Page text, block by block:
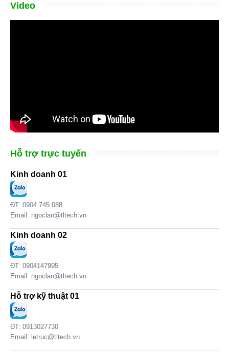
Video
Hỗ trợ trực tuyến
Kinh doanh 01
ĐT: 0904 745 088
Email: ngoclan@tltech.vn
Kinh doanh 02
ĐT: 0904147995
Email: ngoclan@tltech.vn
Hỗ trợ kỹ thuật 01
ĐT: 0913027730
Email: letruc@tltech.vn